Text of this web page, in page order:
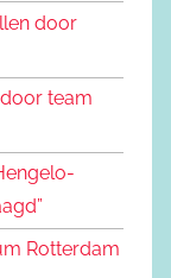
door
team
Rotterdam